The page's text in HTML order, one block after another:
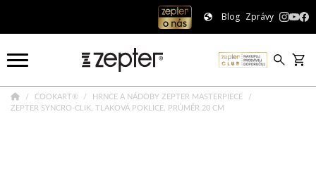
Blog Zprávy
COOKART®
HRNCE A NÁDOBY ZEPTER MASTERPIECE
ZEPTER SYNCRO-CLIK, TLAKOVÁ POKLICE, PRŮMĚR 20 CM